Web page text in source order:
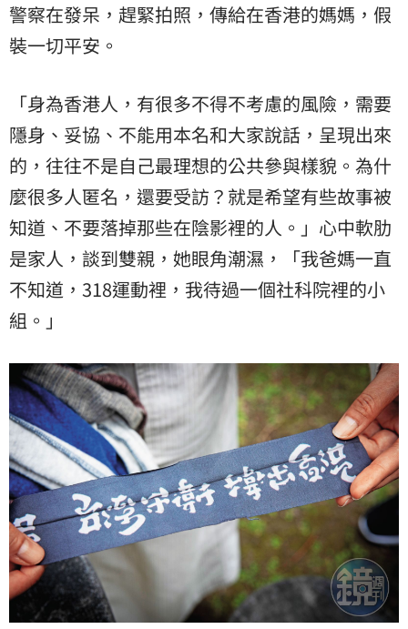
警察在發呆，趕緊拍照，傳給在香港的媽媽，假
裝一切平安。
「身為香港人，有很多不得不考慮的風險，需要
隱身、妥協、不能用本名和大家說話，呈現出來
的，往往不是自己最理想的公共參與樣貌。為什
麼很多人匿名，還要受訪？就是希望有些故事被
知道、不要落掉那些在陰影裡的人。」心中軟肋
是家人，談到雙親，她眼角潮濕，「我爸媽一直
不知道，318運動裡，我待過一個社科院裡的小
組。」